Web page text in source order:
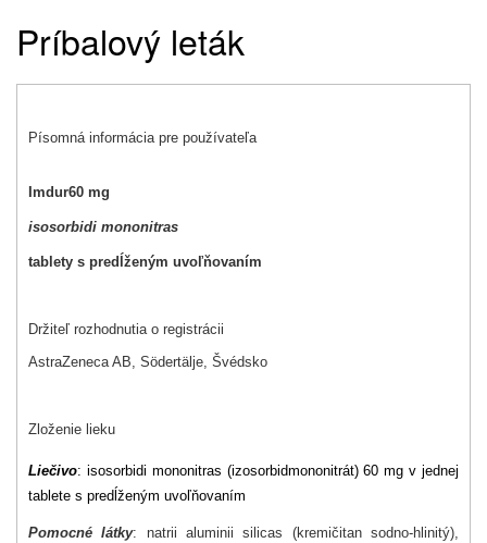
Príbalový leták
Písomná informácia pre používateľa
Imdur60 mg
isosorbidi mononitras
tablety s predĺženým uvoľňovaním
Držiteľ rozhodnutia o registrácii
AstraZeneca AB, Södertälje, Švédsko
Zloženie lieku
Liečivo: isosorbidi mononitras (izosorbidmononitrát) 60 mg v jednej
tablete s predĺženým uvoľňovaním
Pomocné látky: natrii aluminii silicas (kremičitan sodno-hlinitý),